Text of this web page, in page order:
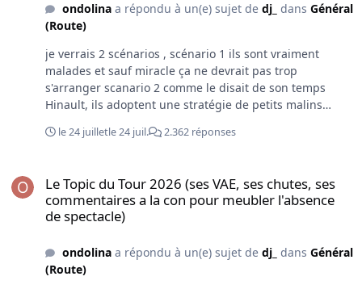
ondolinaa répondu à un(e) sujet de dj_ dans Général
(Route)
je verrais 2 scénarios , scénario 1 ils sont vraiment
malades et sauf miracle ça ne devrait pas trop
s'arranger scanario 2 comme le disait de son temps
Hinault, ils adoptent une stratégie de petits malins
coéquipiers de Pogi vont revenir aux avant-postes limite
certaines équipes à la belle EPOque , mais celui-là sort
de mes compétences d'expert de fauteuil 😀
le 24 juilletle 24 juil. 2.362 réponses
Le Topic du Tour 2026 (ses VAE, ses chutes, ses
commentaires a la con pour meubler l'absence
de spectacle)
ondolinaa répondu à un(e) sujet de dj_ dans Général
(Route)